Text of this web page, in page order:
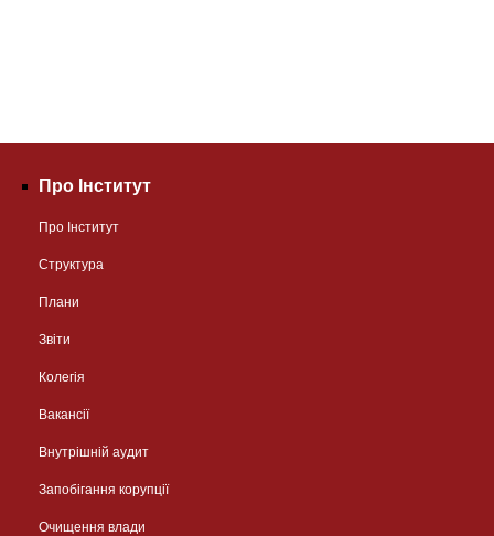
Про Інститут
Про Інститут
Структура
Плани
Звіти
Колегія
Вакансії
Внутрішній аудит
Запобігання корупції
Очищення влади